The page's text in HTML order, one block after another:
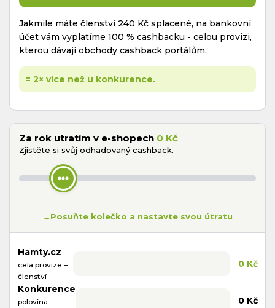
Jakmile máte členství 240 Kč splacené, na bankovní
účet vám vyplatíme 100 % cashbacku - celou provizi,
kterou dávají obchody cashback portálům.
= 2× více než u konkurence.
Za rok utratím v e-shopech 0 Kč
Zjistěte si svůj odhadovaný cashback.
→Posuňte kolečko a nastavte svou útratu
Hamty.cz
celá provize –
členství
0 Kč
Konkurence
polovina
0 Kč